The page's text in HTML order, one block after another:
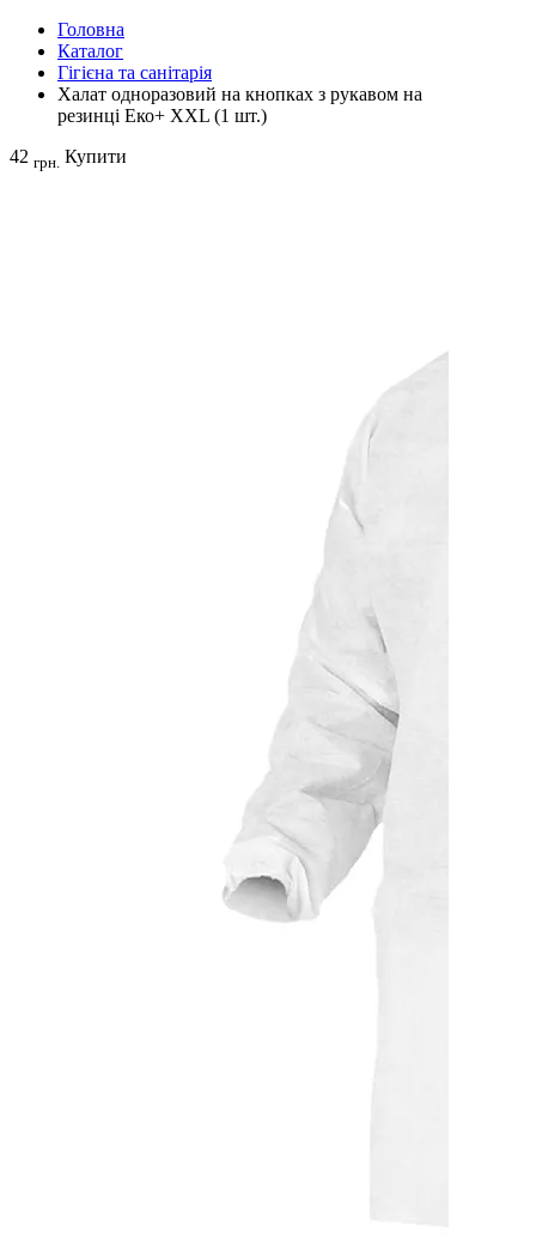
Головна
Каталог
Гігієна та санітарія
Халат одноразовий на кнопках з рукавом на
резинці Еко+ ХXL (1 шт.)
42 грн. Купити